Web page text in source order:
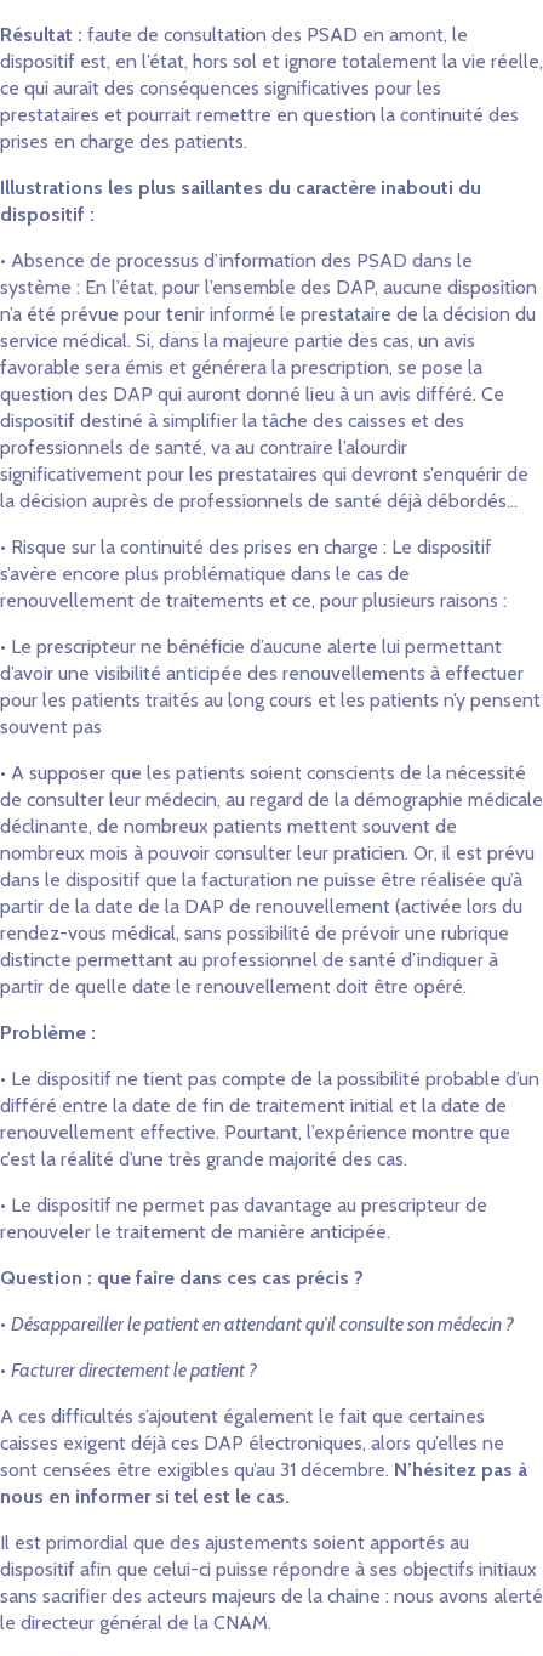
Résultat : faute de consultation des PSAD en amont, le
dispositif est, en l’état, hors sol et ignore totalement la vie réelle,
ce qui aurait des conséquences significatives pour les
prestataires et pourrait remettre en question la continuité des
prises en charge des patients.
Illustrations les plus saillantes du caractère inabouti du
dispositif :
• Absence de processus d’information des PSAD dans le
système : En l’état, pour l’ensemble des DAP, aucune disposition
n’a été prévue pour tenir informé le prestataire de la décision du
service médical. Si, dans la majeure partie des cas, un avis
favorable sera émis et générera la prescription, se pose la
question des DAP qui auront donné lieu à un avis différé. Ce
dispositif destiné à simplifier la tâche des caisses et des
professionnels de santé, va au contraire l’alourdir
significativement pour les prestataires qui devront s’enquérir de
la décision auprès de professionnels de santé déjà débordés…
• Risque sur la continuité des prises en charge : Le dispositif
s’avère encore plus problématique dans le cas de
renouvellement de traitements et ce, pour plusieurs raisons :
• Le prescripteur ne bénéficie d’aucune alerte lui permettant
d’avoir une visibilité anticipée des renouvellements à effectuer
pour les patients traités au long cours et les patients n’y pensent
souvent pas
• A supposer que les patients soient conscients de la nécessité
de consulter leur médecin, au regard de la démographie médicale
déclinante, de nombreux patients mettent souvent de
nombreux mois à pouvoir consulter leur praticien. Or, il est prévu
dans le dispositif que la facturation ne puisse être réalisée qu’à
partir de la date de la DAP de renouvellement (activée lors du
rendez-vous médical, sans possibilité de prévoir une rubrique
distincte permettant au professionnel de santé d’indiquer à
partir de quelle date le renouvellement doit être opéré.
Problème :
• Le dispositif ne tient pas compte de la possibilité probable d’un
différé entre la date de fin de traitement initial et la date de
renouvellement effective. Pourtant, l’expérience montre que
c’est la réalité d’une très grande majorité des cas.
• Le dispositif ne permet pas davantage au prescripteur de
renouveler le traitement de manière anticipée.
Question : que faire dans ces cas précis ?
• Désappareiller le patient en attendant qu’il consulte son médecin ?
• Facturer directement le patient ?
A ces difficultés s’ajoutent également le fait que certaines
caisses exigent déjà ces DAP électroniques, alors qu’elles ne
sont censées être exigibles qu’au 31 décembre. N’hésitez pas à
nous en informer si tel est le cas.
Il est primordial que des ajustements soient apportés au
dispositif afin que celui-ci puisse répondre à ses objectifs initiaux
sans sacrifier des acteurs majeurs de la chaine : nous avons alerté
le directeur général de la CNAM.